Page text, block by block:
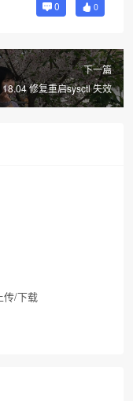
0 0
下一篇
修复重启sysctl 失效
传/下载